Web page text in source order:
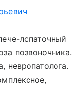
лопаточный
позвоночника.
невропатолога.